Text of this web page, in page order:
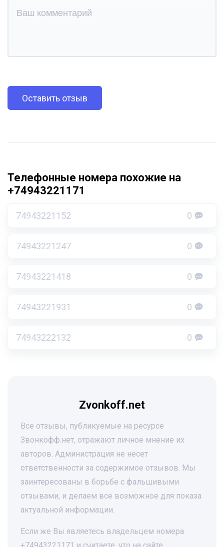
Оставить отзыв
Телефонные номера похожие на
+74943221171
74943221152 0
74943221247 0
74943221418 0
74943221931 0
74943222132 0
Zvonkoff.net
Все отзывы, публикуемые на ресурсе
Звонкофф.нет, отражают личное мнение их
авторов. Администрация не несет
ответственности за содержимое отзывов. Мы
заинтересованы в борьбе с фальшивыми
отзывами, и делаем все возможное для показа
актуальной информации.
Если же Вы являетесь владельцем номера